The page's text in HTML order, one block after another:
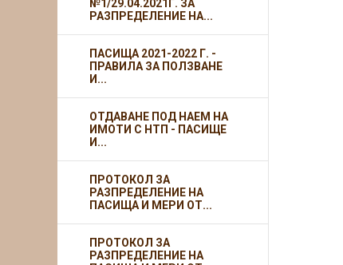
№1/29.04.2021Г. ЗА
РАЗПРЕДЕЛЕНИЕ НА...
ПАСИЩА 2021-2022 Г. -
ПРАВИЛА ЗА ПОЛЗВАНЕ
И...
ОТДАВАНЕ ПОД НАЕМ НА
ИМОТИ С НТП - ПАСИЩЕ
И...
ПРОТОКОЛ ЗА
РАЗПРЕДЕЛЕНИЕ НА
ПАСИЩА И МЕРИ ОТ...
ПРОТОКОЛ ЗА
РАЗПРЕДЕЛЕНИЕ НА